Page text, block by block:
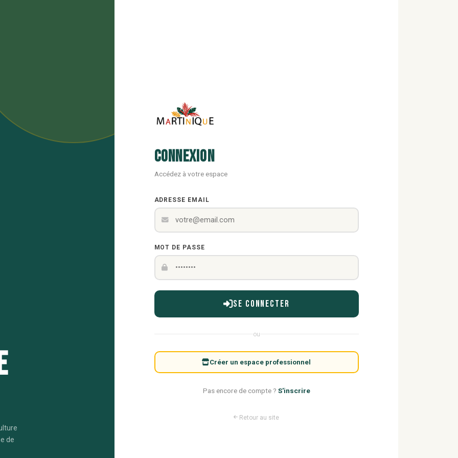
de
Connexion
Accédez à votre espace
ADRESSE EMAIL
MOT DE PASSE
Se connecter
ou
Créer un espace professionnel
Pas encore de compte ? S'inscrire
Retour au site